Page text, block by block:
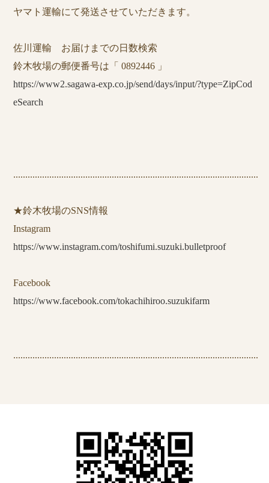
ヤマト運輸にて発送させていただきます。
佐川運輸 お届けまでの日数検索
鈴木牧場の郵便番号は「 0892446 」
https://www2.sagawa-exp.co.jp/send/days/input/?type=ZipCod
eSearch
......................................................................................................
★鈴木牧場のSNS情報
Instagram
https://www.instagram.com/toshifumi.suzuki.bulletproof
Facebook
https://www.facebook.com/tokachihiroo.suzukifarm
......................................................................................................